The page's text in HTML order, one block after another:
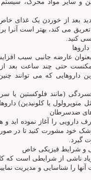
و سایر مواد محرک،
بعد از خوردن یک غذای خاص
تعریق می کند، بهتر است
کنید.
عارضه جانبی سبب
حتی چند ساعت بعد
داروهایی که می توانند
(مانند فلوکستین یا
متوپرولول یا کلونیدین)
ضدسرطان
دارویی را آغاز نموده اید و
پزشک خود مشورت کنید تا در
گیرد.
و شرایط فیزیکی خاص
ناشی از شرایطی است که
را شناسایی و مدیریت